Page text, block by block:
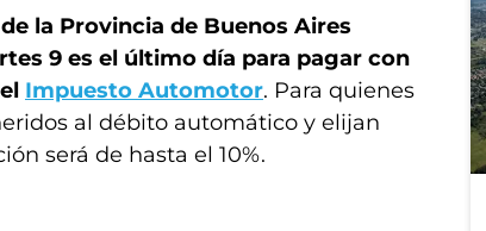
la Provincia de Buenos Aires
9 es el último día para pagar con
Impuesto Automotor. Para quienes
al débito automático y elijan
será de hasta el 10%.